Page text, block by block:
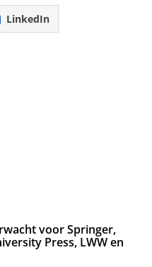
LinkedIn
voor Springer,
Press, LWW en